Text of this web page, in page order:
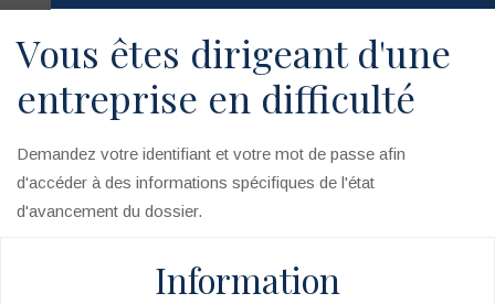
Vous êtes dirigeant d'une
entreprise en difficulté
Demandez votre identifiant et votre mot de passe afin
d'accéder à des informations spécifiques de l'état
d'avancement du dossier.
Information